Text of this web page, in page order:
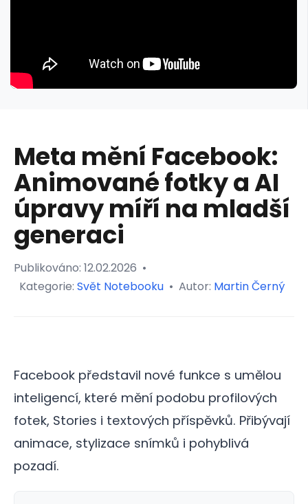
Meta mění Facebook:
Animované fotky a AI
úpravy míří na mladší
generaci
Publikováno: 12.02.2026 •
Kategorie: Svět Notebooku • Autor: Martin Černý
Facebook představil nové funkce s umělou
inteligencí, které mění podobu profilových
fotek, Stories i textových příspěvků. Přibývají
animace, stylizace snímků i pohyblivá
pozadí.